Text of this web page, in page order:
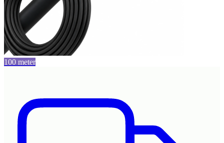
100 meter